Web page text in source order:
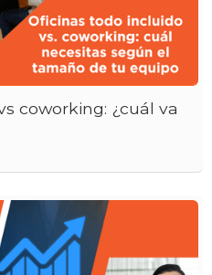
coworking: ¿cuál va